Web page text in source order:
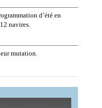
d’été en
navires.
mutation.